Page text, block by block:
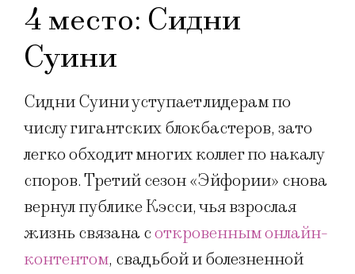
4 место: Сидни
Суини
Сидни Суини уступает лидерам по
числу гигантских блокбастеров, зато
легко обходит многих коллег по накалу
споров. Третий сезон «Эйфории» снова
вернул публике Кэсси, чья взрослая
жизнь связана соткровенным онлайн-
контентом, свадьбой и болезненной